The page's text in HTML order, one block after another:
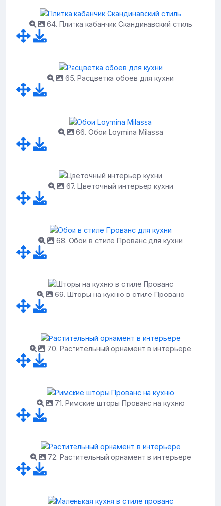
64. Плитка кабанчик Скандинавский стиль
65. Расцветка обоев для кухни
66. Обои Loymina Milassa
67. Цветочный интерьер кухни
68. Обои в стиле Прованс для кухни
69. Шторы на кухню в стиле Прованс
70. Растительный орнамент в интерьере
71. Римские шторы Прованс на кухню
72. Растительный орнамент в интерьере